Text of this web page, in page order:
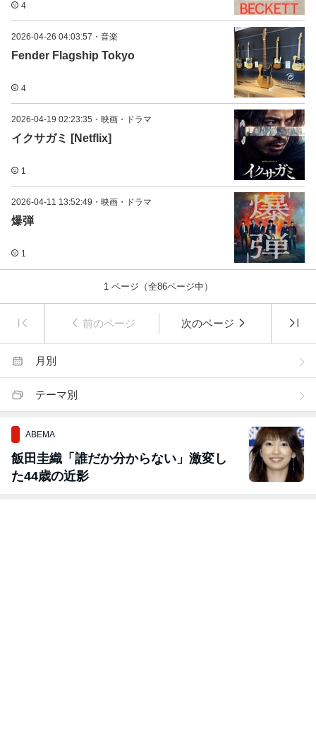
4
2026-04-26 04:03:57 ・ 音楽
Fender Flagship Tokyo
4
2026-04-19 02:23:35 ・ 映画・ドラマ
イクサガミ [Netflix]
1
2026-04-11 13:52:49 ・ 映画・ドラマ
爆弾
1
1ページ（全86ページ中）
前のページ 次のページ
月別
テーマ別
ABEMA
飯田圭織「誰だか分からない」激変し
た44歳の近影